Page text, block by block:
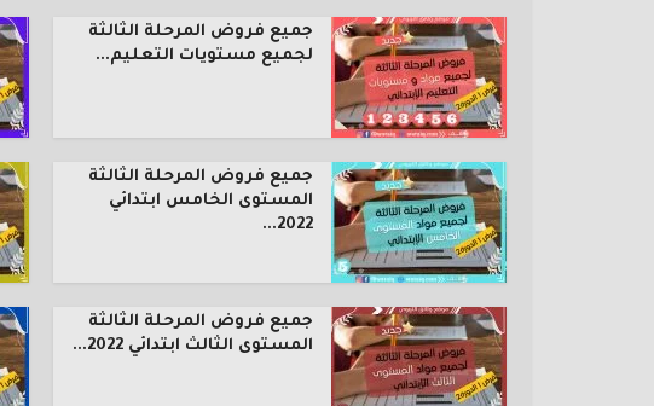
جميع فروض المرحلة الثالثة
لجميع مستويات التعليم...
جميع فروض المرحلة الثالثة
المستوى الخامس ابتدائي
2022...
جميع فروض المرحلة الثالثة
المستوى الثالث ابتدائي 2022...